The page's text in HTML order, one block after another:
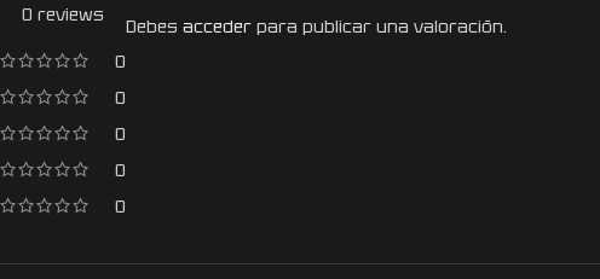
0 reviews
0
0
0
0
0
Debes acceder para publicar una valoración.